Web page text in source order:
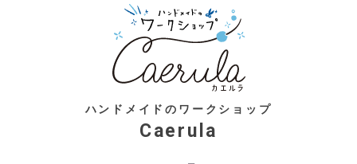
ハンドメイドのワークショップ
Caerula